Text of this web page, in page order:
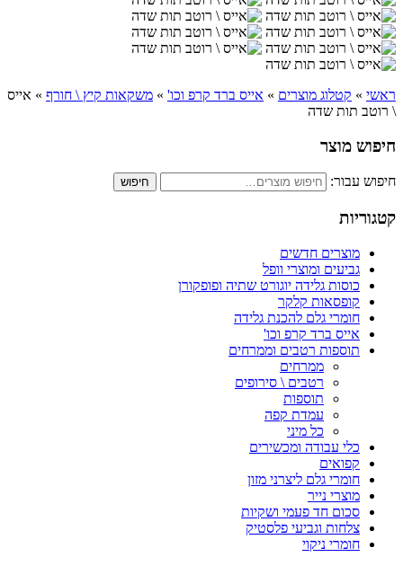
ראשי » קטלוג מוצרים » אייס ברד קרפ וכו' » משקאות קיץ \ חורף » אייס
\ רוטב תות שדה
חיפוש מוצר
חיפוש עבור: חיפוש
קטגוריות
מוצרים חדשים
גביעים ומוצרי וופל
כוסות גלידה יוגורט שתיה ופופקורן
קופסאות קלקר
חומרי גלם להכנת גלידה
אייס ברד קרפ וכו'
תוספות רטבים וממרחים
ממרחים
רטבים \ סירופים
תוספות
עמדת קפה
כל מיני
כלי עבודה ומכשירים
קפואים
חומרי גלם ליצרני מזון
מוצרי נייר
סכום חד פעמי ושקיות
צלחות וגביעי פלסטיק
חומרי ניקוי